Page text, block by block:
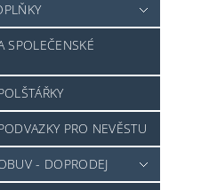
SPOLEČENSKÉ
PRO NEVĚSTU
- DOPRODEJ